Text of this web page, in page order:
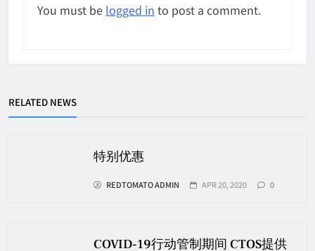
You must be logged in to post a comment.
RELATED NEWS
特别优惠
REDTOMATO ADMIN APR 20, 2020 0
COVID-19行动管制期间 CTOS提供